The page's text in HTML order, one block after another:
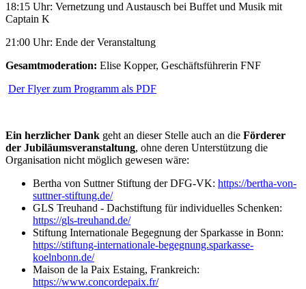
18:15 Uhr: Vernetzung und Austausch bei Buffet und Musik mit
Captain K
21:00 Uhr: Ende der Veranstaltung
Gesamtmoderation: Elise Kopper, Geschäftsführerin FNF
Der Flyer zum Programm als PDF
Ein herzlicher Dank geht an dieser Stelle auch an die Förderer
der Jubiläumsveranstaltung, ohne deren Unterstützung die
Organisation nicht möglich gewesen wäre:
Bertha von Suttner Stiftung der DFG-VK: https://bertha-von-
suttner-stiftung.de/
GLS Treuhand - Dachstiftung für individuelles Schenken:
https://gls-treuhand.de/
Stiftung Internationale Begegnung der Sparkasse in Bonn:
https://stiftung-internationale-begegnung.sparkasse-
koelnbonn.de/
Maison de la Paix Estaing, Frankreich:
https://www.concordepaix.fr/